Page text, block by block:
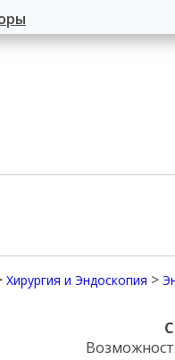
Хирургия и Эндоскопия >